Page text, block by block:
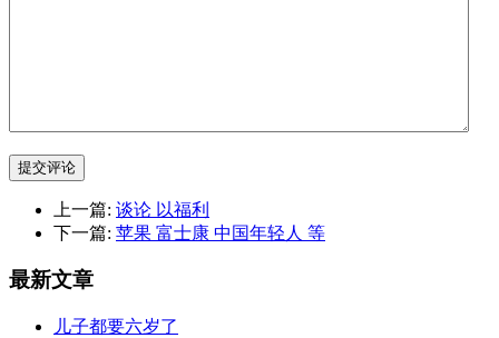
提交评论
上一篇: 谈论 以福利
下一篇: 苹果 富士康 中国年轻人 等
最新文章
儿子都要六岁了